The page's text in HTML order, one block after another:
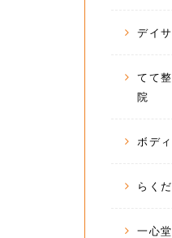
デイ
てて
院
ボデ
らく
一心